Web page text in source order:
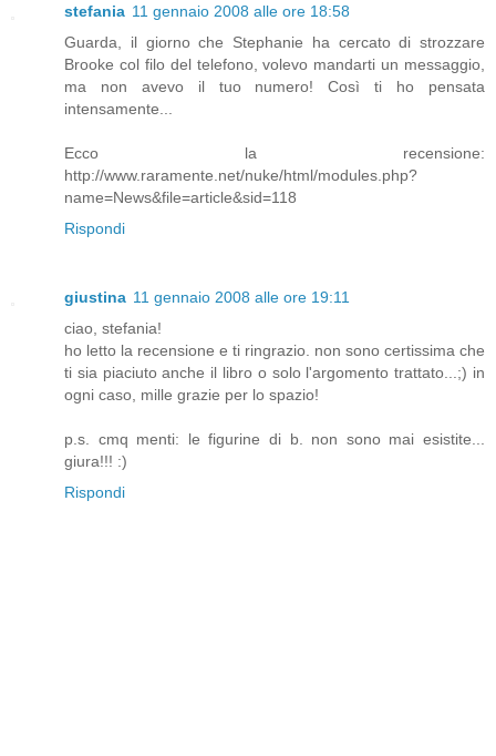
stefania 11 gennaio 2008 alle ore 18:58
Guarda, il giorno che Stephanie ha cercato di strozzare
Brooke col filo del telefono, volevo mandarti un messaggio,
ma non avevo il tuo numero! Così ti ho pensata
intensamente...
Ecco la recensione:
http://www.raramente.net/nuke/html/modules.php?
name=News&file=article&sid=118
Rispondi
giustina 11 gennaio 2008 alle ore 19:11
ciao, stefania!
ho letto la recensione e ti ringrazio. non sono certissima che
ti sia piaciuto anche il libro o solo l'argomento trattato...;) in
ogni caso, mille grazie per lo spazio!
p.s. cmq menti: le figurine di b. non sono mai esistite...
giura!!! :)
Rispondi